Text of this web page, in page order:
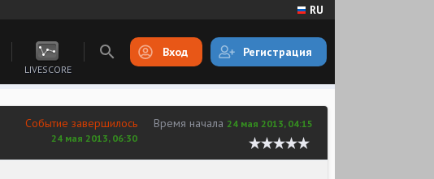
RU
LIVESCORE
Вход Регистрация
Время начала 24 мая 2013, 04:15
Событие завершилось
24 мая 2013, 06:30